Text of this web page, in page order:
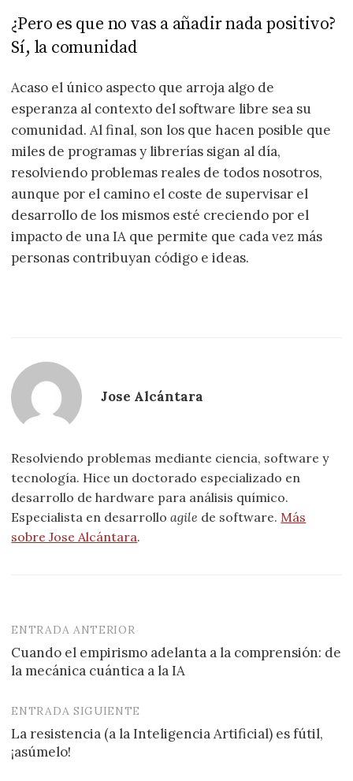
¿Pero es que no vas a añadir nada positivo?
Sí, la comunidad
Acaso el único aspecto que arroja algo de
esperanza al contexto del software libre sea su
comunidad. Al final, son los que hacen posible que
miles de programas y librerías sigan al día,
resolviendo problemas reales de todos nosotros,
aunque por el camino el coste de supervisar el
desarrollo de los mismos esté creciendo por el
impacto de una IA que permite que cada vez más
personas contribuyan código e ideas.
Jose Alcántara
Resolviendo problemas mediante ciencia, software y
tecnología. Hice un doctorado especializado en
desarrollo de hardware para análisis químico.
Especialista en desarrolloagile de software. Más
sobre Jose Alcántara.
Navegación
de
ENTRADA ANTERIOR
Cuando el empirismo adelanta a la comprensión: de
la mecánica cuántica a la IA
ENTRADA SIGUIENTE
La resistencia (a la Inteligencia Artificial) es fútil,
¡asúmelo!